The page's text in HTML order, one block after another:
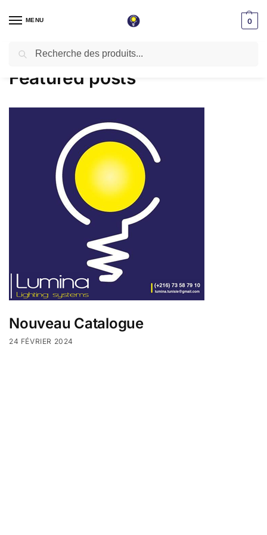
MENU 0
Accueil / Featured posts
Featured posts
Nouveau Catalogue
24 FÉVRIER 2024